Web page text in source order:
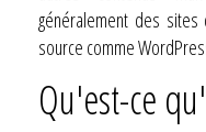
généralement des
source comme
Qu'est-ce